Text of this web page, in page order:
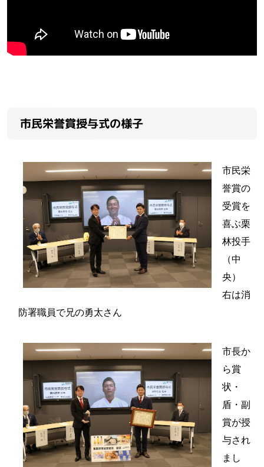
市民栄誉賞授与式の様子
市民栄
誉賞の
受賞を
喜ぶ栗
林投手
（中
央）
右は消
防署職員で兄の勇太さん
市長か
ら賞
状・
盾・副
賞が授
与され
まし